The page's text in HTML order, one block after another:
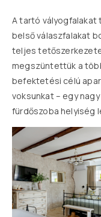
A tartó vályogfalakat
belső válaszfalakat
teljes
megszüntettük a
befektetési célú
voksunkat – egy
fürdőszoba helyiség